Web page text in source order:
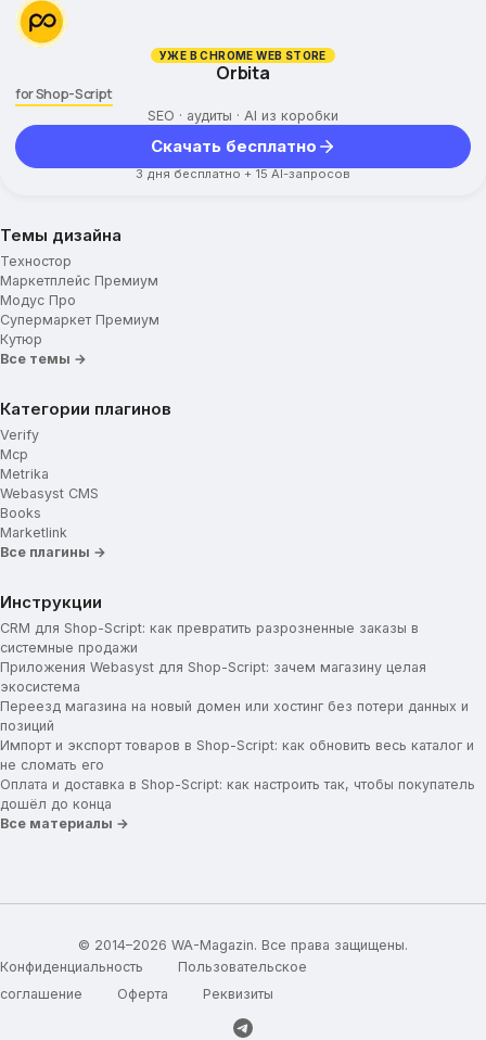
Укажите ключ Google Captcha
Блок доставки
Навигационные ссылки меню
Социальные сети
УЖЕ В CHROME WEB STORE
Orbita
for Shop-Script
SEO · аудиты · AI из коробки
Скачать бесплатно
3 дня бесплатно + 15 AI-запросов
Темы дизайна
Техностор
Маркетплейс Премиум
Модус Про
Супермаркет Премиум
Кутюр
Все темы →
Категории плагинов
Verify
Mcp
Metrika
Webasyst CMS
Books
Marketlink
Все плагины →
Инструкции
CRM для Shop-Script: как превратить разрозненные заказы в
системные продажи
Приложения Webasyst для Shop-Script: зачем магазину целая
экосистема
Переезд магазина на новый домен или хостинг без потери данных и
позиций
Импорт и экспорт товаров в Shop-Script: как обновить весь каталог и
не сломать его
Оплата и доставка в Shop-Script: как настроить так, чтобы покупатель
дошёл до конца
Все материалы →
© 2014–2026 WA-Magazin. Все права защищены.
Конфиденциальность
Пользовательское
соглашение
Оферта Реквизиты